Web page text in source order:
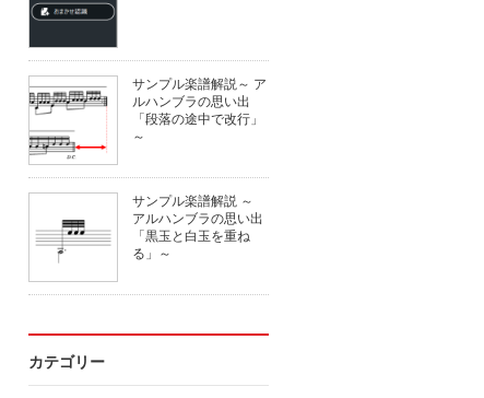
サンプル楽譜解説～ ア
ルハンブラの思い出
「段落の途中で改行」
～
サンプル楽譜解説 ～
アルハンブラの思い出
「黒玉と白玉を重ね
る」～
カテゴリー